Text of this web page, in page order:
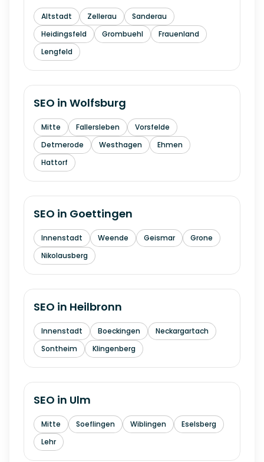
Altstadt Zellerau
Sanderau
Heidingsfeld
Grombuehl
Frauenland
Lengfeld
SEO in Wolfsburg
Mitte Fallersleben
Vorsfelde
Detmerode
Westhagen
Ehmen
Hattorf
SEO in Goettingen
Innenstadt Weende Geismar
Grone
Nikolausberg
SEO in Heilbronn
Innenstadt Boeckingen
Neckargartach
Sontheim
Klingenberg
SEO in Ulm
Mitte Soeflingen Wiblingen
Eselsberg
Lehr